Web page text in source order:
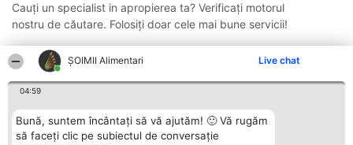
ŞOIMII Alimentari Live chat
04:59
Bună, suntem încântați să vă ajutăm! 🙂 Vă rugăm
să faceți clic pe subiectul de conversație
Cauți un specialist in apropierea ta? Verificați motorul
nostru de căutare. Folosiți doar cele mai bune servicii!